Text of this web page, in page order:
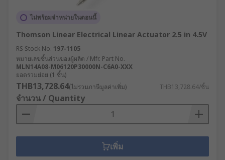
ไม่พร้อมจำหน่ายในตอนนี้
Thomson Linear Electrical Linear Actuator 2.5 in 4.5V
RS Stock No. 197-1105
หมายเลขชิ้นส่วนของผู้ผลิต / Mfr. Part No.
MLN14A08-M06120P30000N-C6A0-XXX
ยอดรวมย่อย (1 ชิ้น)
THB13,728.64(ไม่รวมภาษีมูลค่าเพิ่ม) THB13,728.64/ชิ้น
จำนวน / Quantity
เพิ่ม